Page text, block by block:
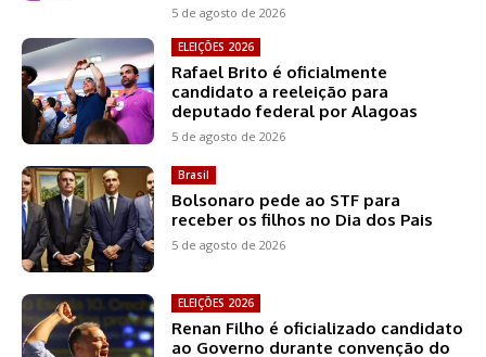
5 de agosto de 2026
ELEIÇÕES 2026
Rafael Brito é oficialmente
candidato a reeleição para
deputado federal por Alagoas
5 de agosto de 2026
Brasil
Bolsonaro pede ao STF para
receber os filhos no Dia dos Pais
5 de agosto de 2026
ELEIÇÕES 2026
Renan Filho é oficializado candidato
ao Governo durante convenção do